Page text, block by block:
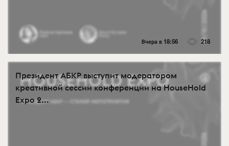
Вчера в 18:56 218
Президент АБКР выступит модератором
креативной сессии конференции на HouseHold
Expo 2...